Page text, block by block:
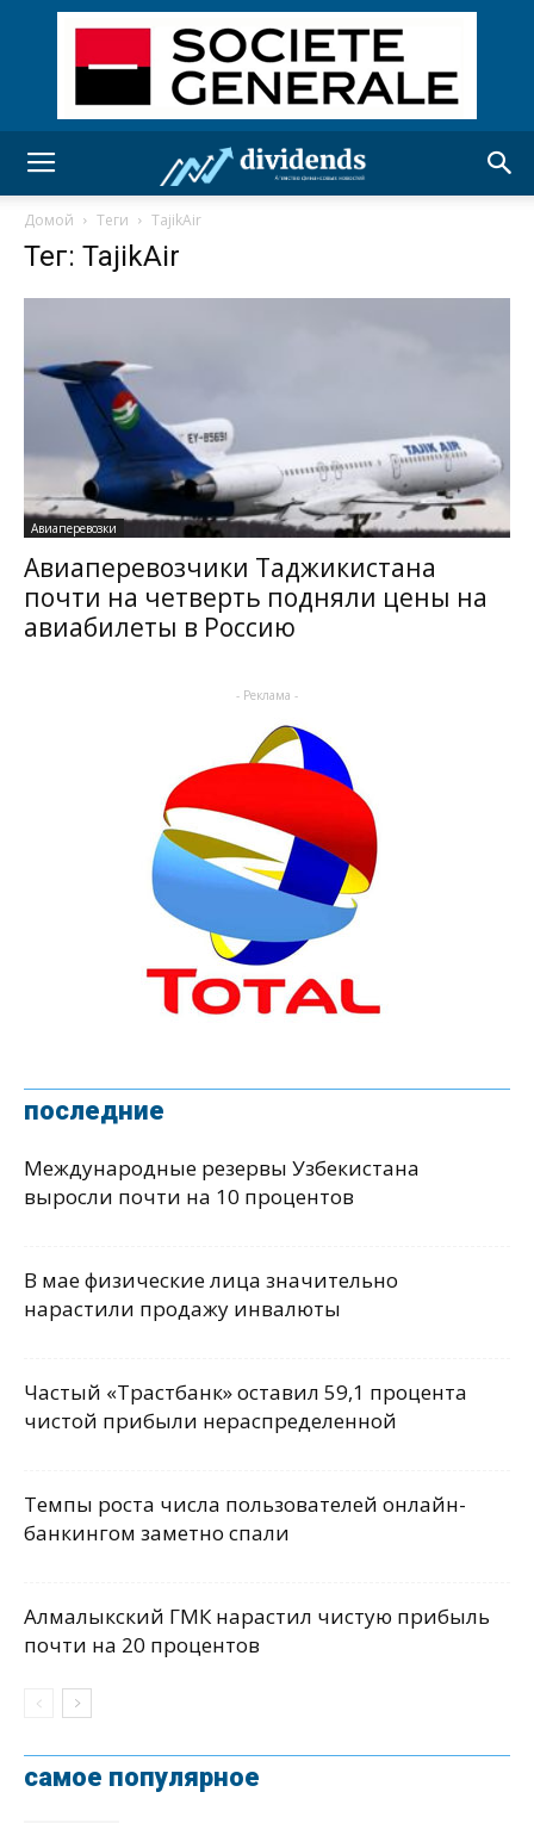
Домой Теги TajikAir
Тег: TajikAir
Авиаперевозки
Авиаперевозчики Таджикистана
почти на четверть подняли цены на
авиабилеты в Россию
- Реклама -
последние
Международные резервы Узбекистана
выросли почти на 10 процентов
В мае физические лица значительно
нарастили продажу инвалюты
Частый «Трастбанк» оставил 59,1 процента
чистой прибыли нераспределенной
Темпы роста числа пользователей онлайн-
банкингом заметно спали
Алмалыкский ГМК нарастил чистую прибыль
почти на 20 процентов
самое популярное